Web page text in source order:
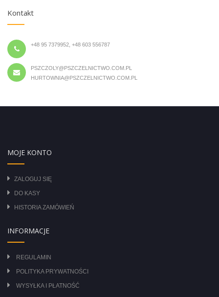
Kontakt
+48 95 7379952, +48 603 556787
PSZCZOLY@PSZCZELNICTWO.COM.PL
HURTOWNIA@PSZCZELNICTWO.COM.PL
MOJE KONTO
ZALOGUJ SIĘ
DO KASY
HISTORIA ZAMÓWIEŃ
INFORMACJE
REGULAMIN
POLITYKA PRYWATNOŚCI
WYSYŁKA I PŁATNOŚĆ